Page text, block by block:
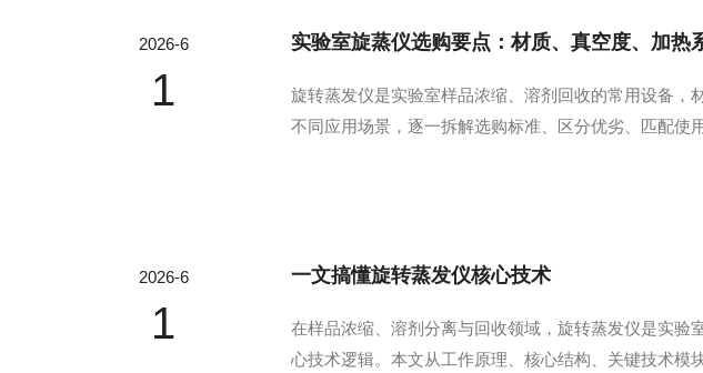
2026-6
1
实验室旋蒸仪选购要点：材质、真空度、加热
旋转蒸发仪是实验室样品浓缩、溶剂回收的常用设备
不同应用场景，逐一拆解选购标准、区分优劣、匹配使
2026-6
1
一文搞懂旋转蒸发仪核心技术
在样品浓缩、溶剂分离与回收领域，旋转蒸发仪是实
心技术逻辑。本文从工作原理、核心结构、关键技术模